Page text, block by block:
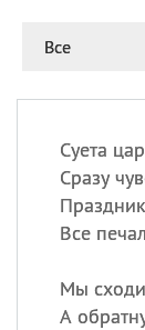
Все
Суета
Сразу
Все
Мы
А